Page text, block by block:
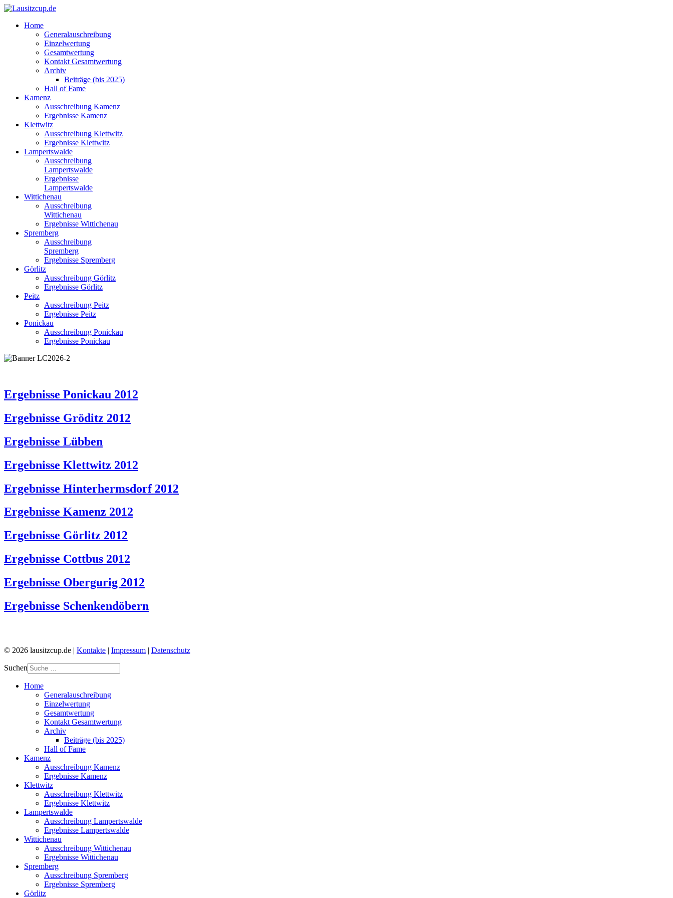
Home
Generalauschreibung
Einzelwertung
Gesamtwertung
Kontakt Gesamtwertung
Archiv
Beiträge (bis 2025)
Hall of Fame
Kamenz
Ausschreibung Kamenz
Ergebnisse Kamenz
Klettwitz
Ausschreibung Klettwitz
Ergebnisse Klettwitz
Lampertswalde
Ausschreibung
Lampertswalde
Ergebnisse
Lampertswalde
Wittichenau
Ausschreibung
Wittichenau
Ergebnisse Wittichenau
Spremberg
Ausschreibung
Spremberg
Ergebnisse Spremberg
Görlitz
Ausschreibung Görlitz
Ergebnisse Görlitz
Peitz
Ausschreibung Peitz
Ergebnisse Peitz
Ponickau
Ausschreibung Ponickau
Ergebnisse Ponickau
Ergebnisse Ponickau 2012
Ergebnisse Gröditz 2012
Ergebnisse Lübben
Ergebnisse Klettwitz 2012
Ergebnisse Hinterhermsdorf 2012
Ergebnisse Kamenz 2012
Ergebnisse Görlitz 2012
Ergebnisse Cottbus 2012
Ergebnisse Obergurig 2012
Ergebnisse Schenkendöbern
© 2026 lausitzcup.de | Kontakte | Impressum | Datenschutz
Suchen
Home
Generalauschreibung
Einzelwertung
Gesamtwertung
Kontakt Gesamtwertung
Archiv
Beiträge (bis 2025)
Hall of Fame
Kamenz
Ausschreibung Kamenz
Ergebnisse Kamenz
Klettwitz
Ausschreibung Klettwitz
Ergebnisse Klettwitz
Lampertswalde
Ausschreibung Lampertswalde
Ergebnisse Lampertswalde
Wittichenau
Ausschreibung Wittichenau
Ergebnisse Wittichenau
Spremberg
Ausschreibung Spremberg
Ergebnisse Spremberg
Görlitz